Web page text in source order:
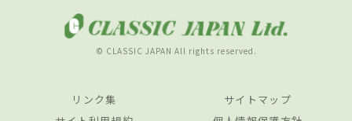
© CLASSIC JAPAN All rights reserved.
リンク集
サイトマップ